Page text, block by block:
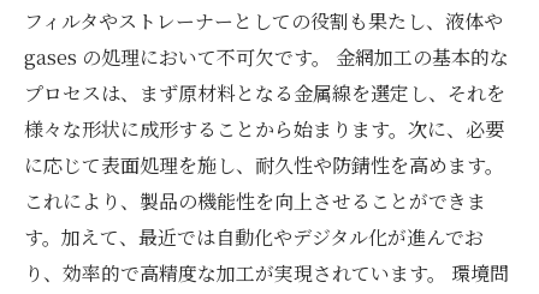
フィルタやストレーナーとしての役割も果たし、液体や
gases の処理において不可欠です。 金網加工の基本的な
プロセスは、まず原材料となる金属線を選定し、それを
様々な形状に成形することから始まります。次に、必要
に応じて表面処理を施し、耐久性や防錆性を高めます。
これにより、製品の機能性を向上させることができま
す。加えて、最近では自動化やデジタル化が進んでお
り、効率的で高精度な加工が実現されています。 環境問